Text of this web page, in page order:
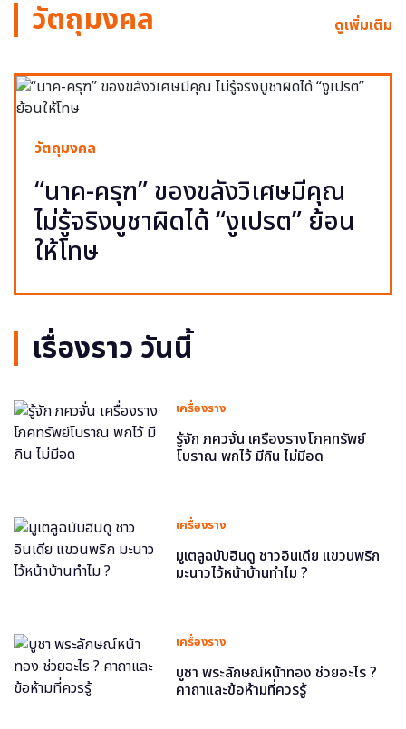
วัตถุมงคล ดูเพิ่มเติม
วัตถุมงคล
“นาค-ครุฑ” ของขลังวิเศษมีคุณ
ไม่รู้จริงบูชาผิดได้ “งูเปรต” ย้อน
ให้โทษ
เรื่องราว วันนี้
เครื่องราง
รู้จัก ภควจั่น เครื่องรางโภคทรัพย์
โบราณ พกไว้ มีกิน ไม่มีอด
เครื่องราง
มูเตลูฉบับฮินดู ชาวอินเดีย แขวนพริก
มะนาวไว้หน้าบ้านทำไม ?
เครื่องราง
บูชา พระลักษณ์หน้าทอง ช่วยอะไร ?
คาถาและข้อห้ามที่ควรรู้